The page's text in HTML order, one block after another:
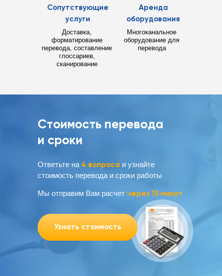
Аренда
оборудования
Сопутствующие
услуги
Многоканальное
оборудование для
перевода
Доставка,
форматирование
перевода, составление
глоссариев,
сканирование
Стоимость перевода
и сроки
Узнать стоимость
Ответьте на 4 вопроса и узнайте
стоимость перевода и сроки работы
Мы отправим Вам расчет через 15 минут